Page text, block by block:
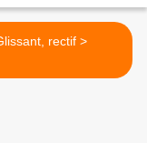
Glissant, rectif >